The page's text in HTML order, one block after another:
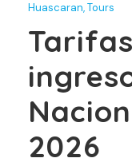
Huascaran,Tours
2026